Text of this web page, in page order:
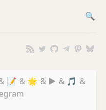
📝 & 🌟 & ▶️ & 🎵 &